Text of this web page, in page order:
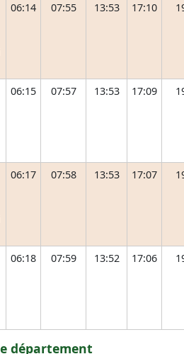
06:14 07:55 13:53 17:10
06:15 07:57 13:53 17:09
06:17 07:58 13:53 17:07
06:18 07:59 13:52 17:06
département